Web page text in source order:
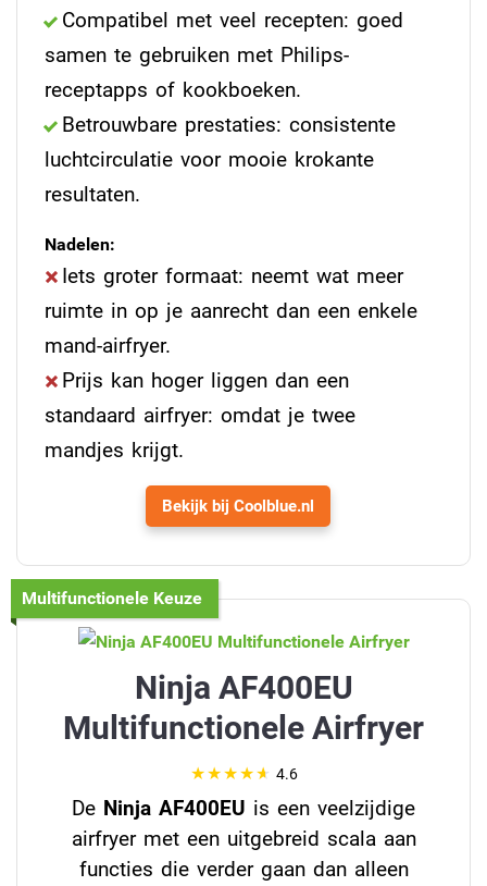
Compatibel met veel recepten: goed
samen te gebruiken met Philips-
receptapps of kookboeken.
Betrouwbare prestaties: consistente
luchtcirculatie voor mooie krokante
resultaten.
Nadelen:
Iets groter formaat: neemt wat meer
ruimte in op je aanrecht dan een enkele
mand-airfryer.
Prijs kan hoger liggen dan een
standaard airfryer: omdat je twee
mandjes krijgt.
Bekijk bij Coolblue.nl
Multifunctionele Keuze
Ninja AF400EU
Multifunctionele Airfryer
4.6
De Ninja AF400EU is een veelzijdige
airfryer met een uitgebreid scala aan
functies die verder gaan dan alleen